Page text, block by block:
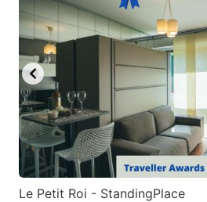
Le Petit Roi - StandingPlace